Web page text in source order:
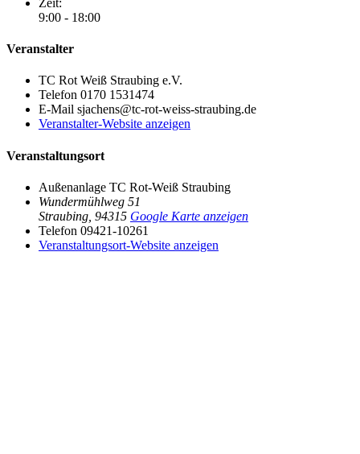
9:00 - 18:00
Veranstalter
TC Rot Weiß Straubing e.V.
Telefon 0170 1531474
E-Mail sjachens@tc-rot-weiss-straubing.de
Veranstalter-Website anzeigen
Veranstaltungsort
Außenanlage TC Rot-Weiß Straubing
Wundermühlweg 51
Straubing 94315 Google Karte anzeigen
Telefon 09421-10261
Veranstaltungsort-Website anzeigen